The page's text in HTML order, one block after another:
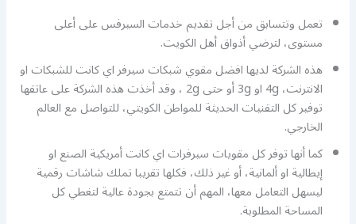
تعمل وتتسابق من أجل تقديم خدمات السيرفس على أعلى
مستوى، لترضي أذواق أهل الكويت.
هذه الشركة لديها افضل مقوي شبكات سيرفر اي كانت للشبكات او
الانترنت، 4g او 3g أو حتى 2g ، وقد أخذت هذه الشركة على عاتقها
توفير كل التقنيات الحديثة للمواطن الكويتي، للتواصل مع العالم
الخارجي.
كما أنها توفر كل مقويات سيرفرات اي كانت أمريكية الصنع او
إيطالية او ألمانية، أو غير ذلك، فكلها تقريبا تملك شاشات رقمية
ليسهل التعامل معها، المهم أن تتمتع بجودة عالية لتغطي كل
المساحة المطلوبة.